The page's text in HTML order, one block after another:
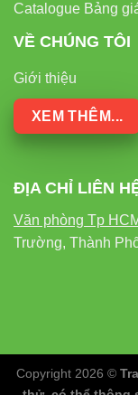
Catalogue Bảng
VỀ CHÚNG TÔI
Giới thiệu
XEM THÊM...
ĐỊA CHỈ LIÊN
Văn phòng Tp
Trường, Thành
Copyright 2026 ©